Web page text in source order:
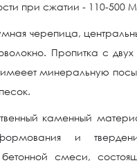
при сжатии - 110-500
черепица,
Пропитка с
минеральную
каменный
и
смеси,